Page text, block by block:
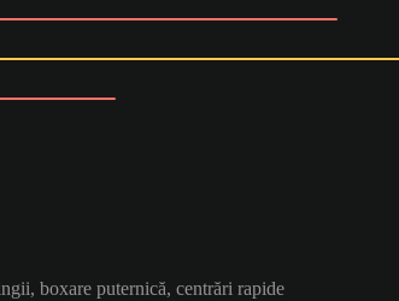
boxare puternică, centrări rapide